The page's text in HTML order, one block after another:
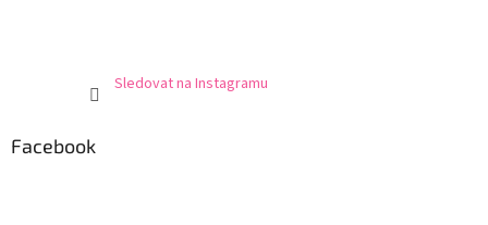
Sledovat na Instagramu
Facebook